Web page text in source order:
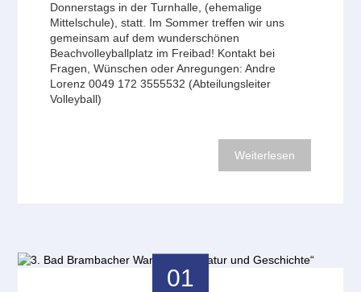
Donnerstags in der Turnhalle, (ehemalige
Mittelschule), statt. Im Sommer treffen wir uns
gemeinsam auf dem wunderschönen
Beachvolleyballplatz im Freibad! Kontakt bei
Fragen, Wünschen oder Anregungen: Andre
Lorenz 0049 172 3555532 (Abteilungsleiter
Volleyball)
Weiterlesen
01